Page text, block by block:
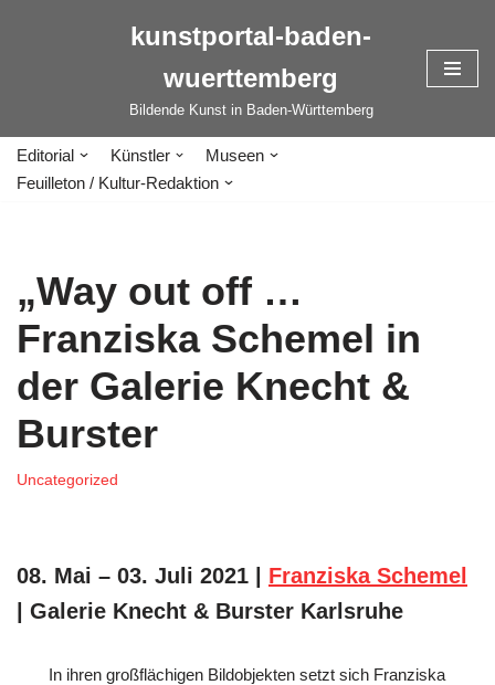
kunstportal-baden-
wuerttemberg
Bildende Kunst in Baden-Württemberg
Editorial Künstler
Museen
Feuilleton / Kultur-Redaktion
„Way out off …
Franziska Schemel in
der Galerie Knecht &
Burster
Uncategorized
08. Mai – 03. Juli 2021 | Franziska Schemel
| Galerie Knecht & Burster Karlsruhe
In ihren großflächigen Bildobjekten setzt sich Franziska